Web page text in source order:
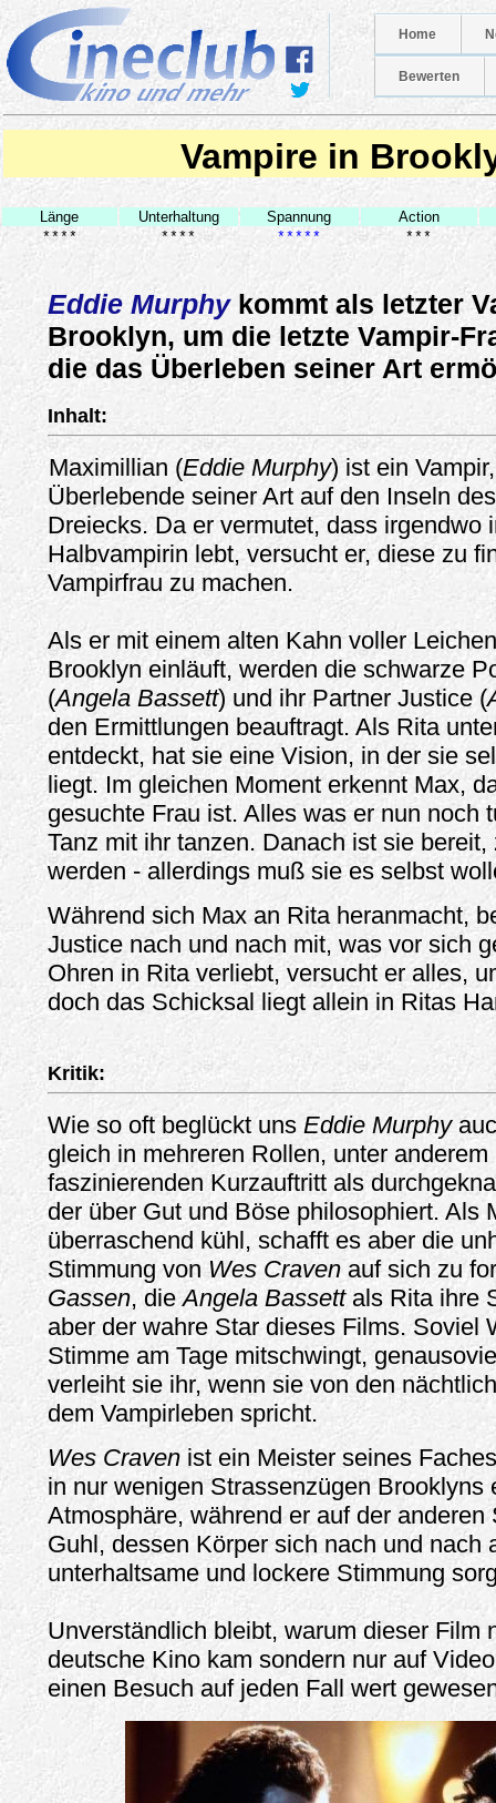
Home
Bewerten
Vampire in
Länge Unterhaltung Spannung
Action
****
**** ***** ***
Eddie Murphykommt als letzter
Brooklyn, um die letzte Vampir-
die das Überleben seiner Art
Inhalt:
Maximillian (Eddie Murphy) ist ein
Überlebende seiner Art auf den Inseln
Dreiecks. Da er vermutet, dass irgendwo
Halbvampirin lebt, versucht er, diese zu
Vampirfrau zu machen.
Als er mit einem alten Kahn voller
Brooklyn einläuft, werden die schwarze
(Angela Bassett) und ihr Partner Justice (
den Ermittlungen beauftragt. Als Rita
entdeckt, hat sie eine Vision, in der sie
liegt. Im gleichen Moment erkennt Max,
gesuchte Frau ist. Alles was er nun noch
Tanz mit ihr tanzen. Danach ist sie bereit,
werden - allerdings muß sie es selbst
Während sich Max an Rita heranmacht,
Justice nach und nach mit, was vor sich
Ohren in Rita verliebt, versucht er alles,
doch das Schicksal liegt allein in Ritas
Kritik:
Wie so oft beglückt uns Eddie Murphy
gleich in mehreren Rollen, unter anderem
faszinierenden Kurzauftritt als
der über Gut und Böse philosophiert. Als
überraschend kühl, schafft es aber die
Stimmung vonWes Cravenauf sich zu
Gassen, dieAngela Bassettals Rita ihre
aber der wahre Star dieses Films. Soviel
Stimme am Tage mitschwingt,
verleiht sie ihr, wenn sie von den
dem Vampirleben spricht.
Wes Craven ist ein Meister seines
in nur wenigen Strassenzügen Brooklyns
Atmosphäre, während er auf der anderen
Guhl, dessen Körper sich nach und nach
unterhaltsame und lockere Stimmung
Unverständlich bleibt, warum dieser Film
deutsche Kino kam sondern nur auf
einen Besuch auf jeden Fall wert